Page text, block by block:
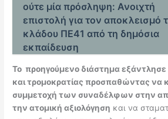
ούτε μία πρόσληψη: Ανοιχτή
επιστολή για τον αποκλεισμό
κλάδου ΠΕ41 από τη δημόσια
εκπαίδευση
Το προηγούμενο διάστημα εξάντλησε
και τρομοκρατίας προσπαθώντας να
συμμετοχή των συναδέλφων στην
την ατομική αξιολόγηση και να